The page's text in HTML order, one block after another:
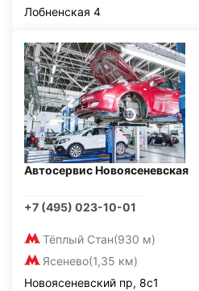
Лобненская 4
Автосервис Новоясеневская
+7 (495) 023-10-01
Тёплый Стан(930 м)
Ясенево(1,35 км)
Новоясеневский пр, 8с1